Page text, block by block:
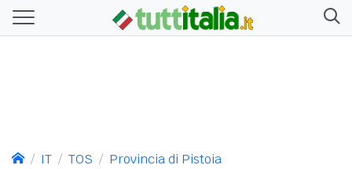
IT TOS Provincia di Pistoia